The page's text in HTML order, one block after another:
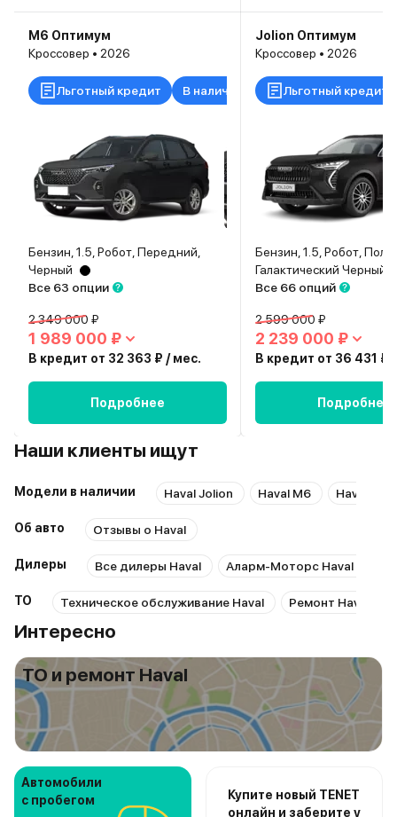
M6 Оптимум
Кроссовер • 2026
Льготный кредит В наличии
Бензин, 1.5, Робот, Передний,
Черный
Все 63 опции
2 349 000 ₽
1 989 000 ₽
В кредит от 32 363 ₽ / мес.
Подробнее
Jolion Оптимум
Кроссовер • 2026
Льготный кредит
Бензин, 1.5, Робот,
Галактический Черный
Все 66 опций
2 599 000 ₽
2 239 000 ₽
В кредит от 36 431 ₽
Подробнее
Наши клиенты ищут
Модели в наличии Haval Jolion Haval M6 Haval F7
Об авто Отзывы о Haval
Дилеры Все дилеры Haval Аларм-Моторс Haval Юг
ТО Техническое обслуживание Haval Ремонт Haval
Интересно
ТО и ремонт Haval
Автомобили
с пробегом
Купите новый TENET
онлайн и заберите у